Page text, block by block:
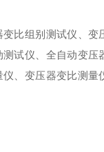
比组别测试仪、变
试仪、全自动变压
、变压器变比测量